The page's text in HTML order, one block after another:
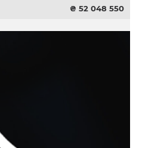
₴ 52 048 550